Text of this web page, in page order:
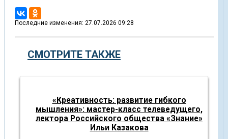
Последние изменения: 27.07.2026 09:28
СМОТРИТЕ ТАКЖЕ
«Креативность: развитие гибкого
мышления»: мастер-класс телеведущего,
лектора Российского общества «Знание»
Ильи Казакова